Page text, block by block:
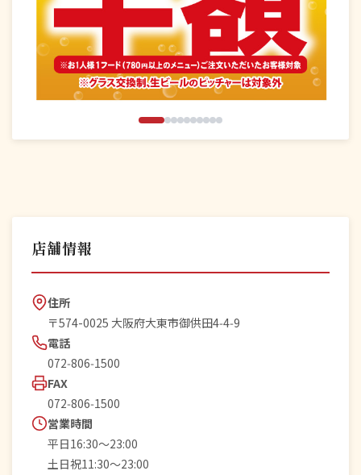
店舗情報
住所
〒574-0025 大阪府大東市御供田4‑4‑9
電話
072‑806‑1500
FAX
072‑806‑1500
営業時間
平日16:30〜23:00
土日祝11:30〜23:00